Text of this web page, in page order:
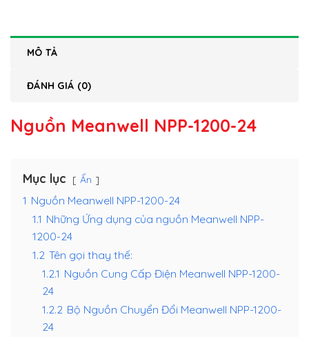
MÔ TẢ
ĐÁNH GIÁ (0)
Nguồn Meanwell NPP-1200-24
Mục lục Ẩn
1 Nguồn Meanwell NPP-1200-24
1.1 Những Ứng dụng của nguồn Meanwell NPP-
1200-24
1.2 Tên gọi thay thế:
1.2.1 Nguồn Cung Cấp Điện Meanwell NPP-1200-
24
1.2.2 Bộ Nguồn Chuyển Đổi Meanwell NPP-1200-
24